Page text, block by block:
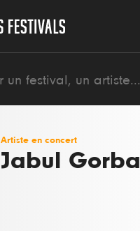
Artiste en concert
Jabul Gorba